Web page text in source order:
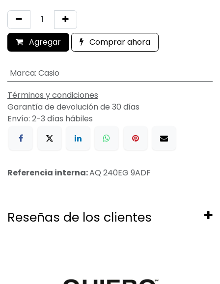
Agregar Comprar ahora
Marca: Casio
Términos y condiciones
Garantía de devolución de 30 días
Envío: 2-3 días hábiles
Referencia interna:AQ 240EG 9ADF
Reseñas de los clientes